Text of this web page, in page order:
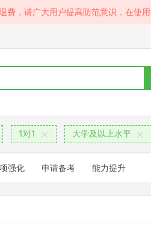
，请广大用户提高防范意识，在使
1对1 大学及以上水平
强化 申请备考 能力提升